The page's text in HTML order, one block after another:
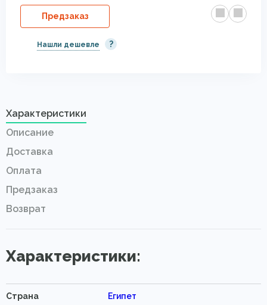
Предзаказ
Нашли дешевле ?
Характеристики
Описание
Доставка
Оплата
Предзаказ
Возврат
Характеристики:
Страна Египет